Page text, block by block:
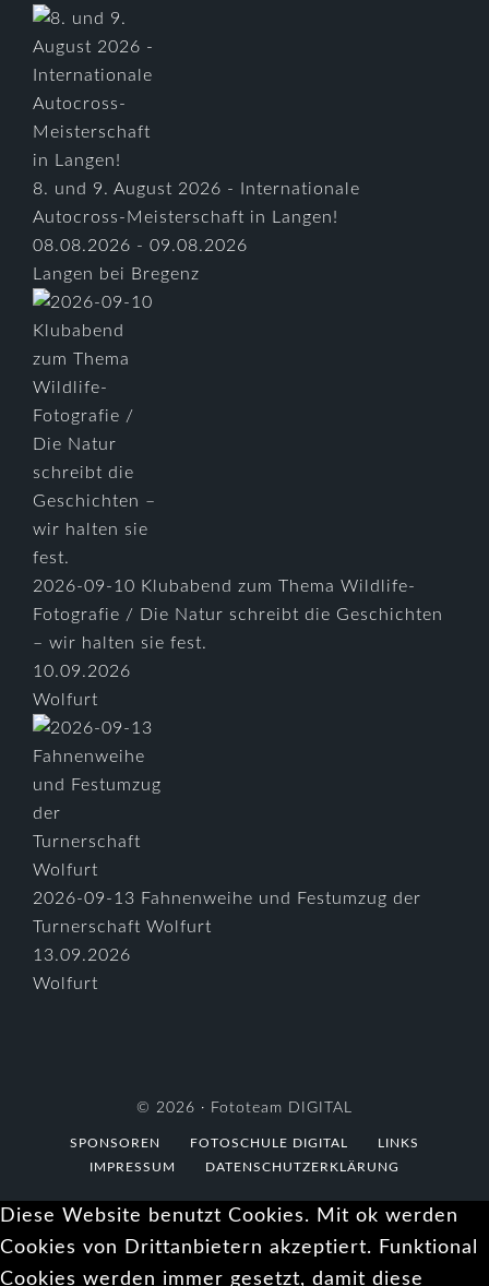
8. und 9. August 2026 - Internationale
Autocross-Meisterschaft in Langen!
08.08.2026 - 09.08.2026
Langen bei Bregenz
2026-09-10 Klubabend zum Thema Wildlife-
Fotografie / Die Natur schreibt die Geschichten
– wir halten sie fest.
10.09.2026
Wolfurt
2026-09-13 Fahnenweihe und Festumzug der
Turnerschaft Wolfurt
13.09.2026
Wolfurt
© 2026 · Fototeam DIGITAL
SPONSOREN FOTOSCHULE DIGITAL
LINKS
IMPRESSUM
DATENSCHUTZERKLÄRUNG
Diese Website benutzt Cookies. Mit ok werden
Cookies von Drittanbietern akzeptiert. Funktional
Cookies werden immer gesetzt, damit diese